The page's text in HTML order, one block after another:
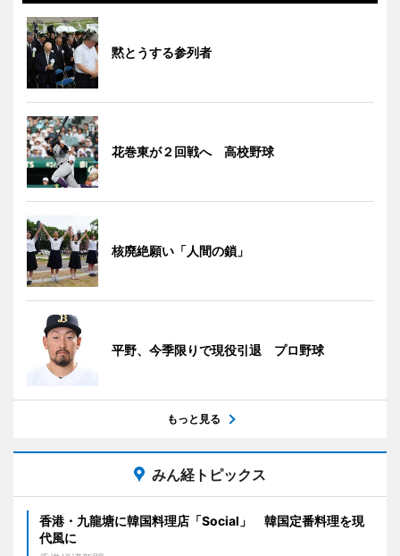
黙とうする参列者
花巻東が２回戦へ 高校野球
核廃絶願い「人間の鎖」
平野、今季限りで現役引退 プロ野球
もっと見る
みん経トピックス
香港・九龍塘に韓国料理店「Social」 韓国定番料理を現
代風に